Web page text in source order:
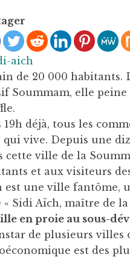
de 20 000 habitants.
Soummam, elle
19h déjà, tous les
qui vive. Depuis une
cette ville de la
et aux visiteurs
est une ville fantôme,
Sidi Aïch, maître de la
en proie au sous-
de plusieurs villes
est des